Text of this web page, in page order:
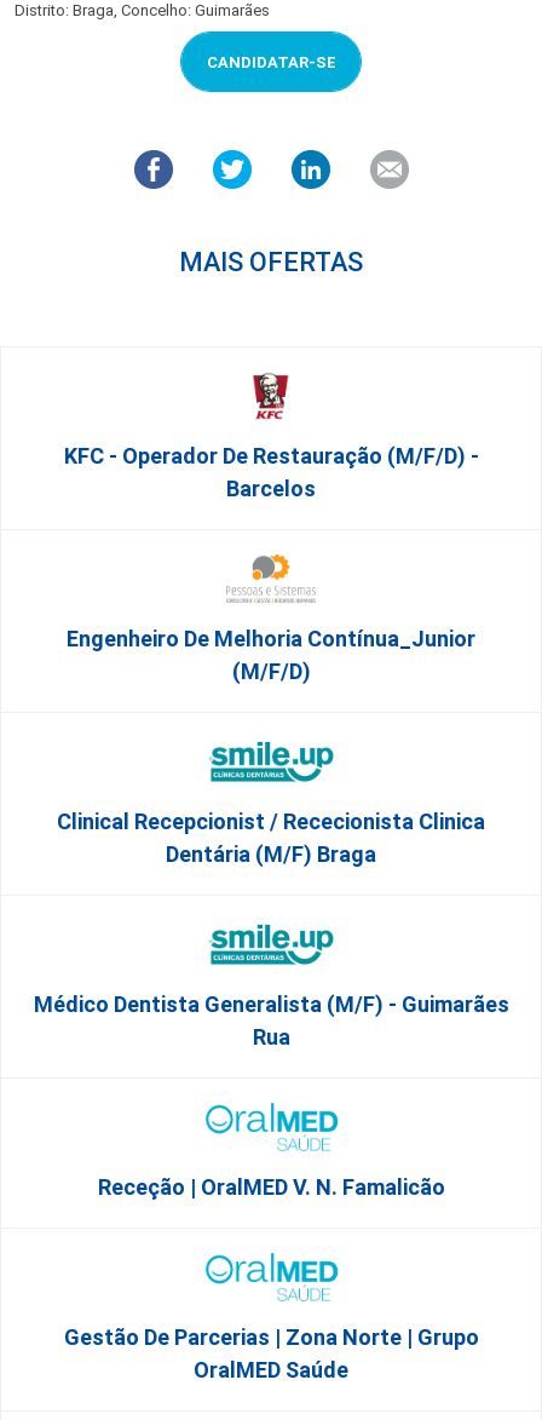
Distrito: Braga, Concelho: Guimarães
CANDIDATAR-SE
MAIS OFERTAS
KFC - Operador De Restauração (m/f/d) -
Barcelos
Engenheiro De Melhoria Contínua_Junior
(m/f/d)
Clinical Recepcionist / Rececionista Clinica
Dentária (M/F) Braga
Médico Dentista Generalista (M/F) - Guimarães
Rua
Receção | OralMED V. N. Famalicão
Gestão De Parcerias | Zona Norte | Grupo
OralMED Saúde